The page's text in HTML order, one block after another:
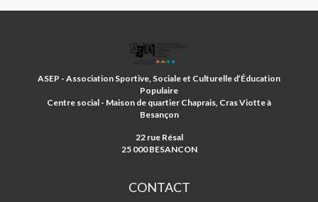
SPORTIVE
ET
D'EDUCATION
POPULAIRE
ASEP - Association Sportive, Sociale et Culturelle d’Éducation
Populaire
Centre social - Maison de quartier Chaprais, Cras Viotte à
Besançon
22 rue Résal
25 000 BESANCON
CONTACT